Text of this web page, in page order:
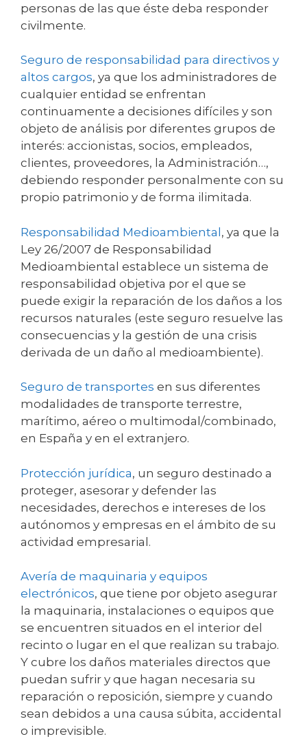
personas de las que éste deba responder
civilmente.
Seguro de responsabilidad para directivos y
altos cargos, ya que los administradores de
cualquier entidad se enfrentan
continuamente a decisiones difíciles y son
objeto de análisis por diferentes grupos de
interés: accionistas, socios, empleados,
clientes, proveedores, la Administración…,
debiendo responder personalmente con su
propio patrimonio y de forma ilimitada.
Responsabilidad Medioambiental, ya que la
Ley 26/2007 de Responsabilidad
Medioambiental establece un sistema de
responsabilidad objetiva por el que se
puede exigir la reparación de los daños a los
recursos naturales (este seguro resuelve las
consecuencias y la gestión de una crisis
derivada de un daño al medioambiente).
Seguro de transportes en sus diferentes
modalidades de transporte terrestre,
marítimo, aéreo o multimodal/combinado,
en España y en el extranjero.
Protección jurídica, un seguro destinado a
proteger, asesorar y defender las
necesidades, derechos e intereses de los
autónomos y empresas en el ámbito de su
actividad empresarial.
Avería de maquinaria y equipos
electrónicos, que tiene por objeto asegurar
la maquinaria, instalaciones o equipos que
se encuentren situados en el interior del
recinto o lugar en el que realizan su trabajo.
Y cubre los daños materiales directos que
puedan sufrir y que hagan necesaria su
reparación o reposición, siempre y cuando
sean debidos a una causa súbita, accidental
o imprevisible.